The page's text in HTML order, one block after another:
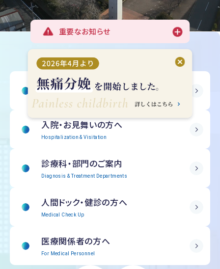
重要なお知らせ
受診される方へ
Outpatient Information
入院・お見舞いの方へ
Hospitalization & Visitation
診療科・部門のご案内
Diagnosis & Treatment Departments
人間ドック・健診の方へ
Medical Check Up
医療関係者の方へ
For Medical Personnel